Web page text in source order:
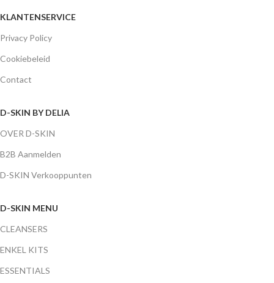
KLANTENSERVICE
Privacy Policy
Cookiebeleid
Contact
D-SKIN BY DELIA
OVER D-SKIN
B2B Aanmelden
D-SKIN Verkooppunten
D-SKIN MENU
CLEANSERS
ENKEL KITS
ESSENTIALS